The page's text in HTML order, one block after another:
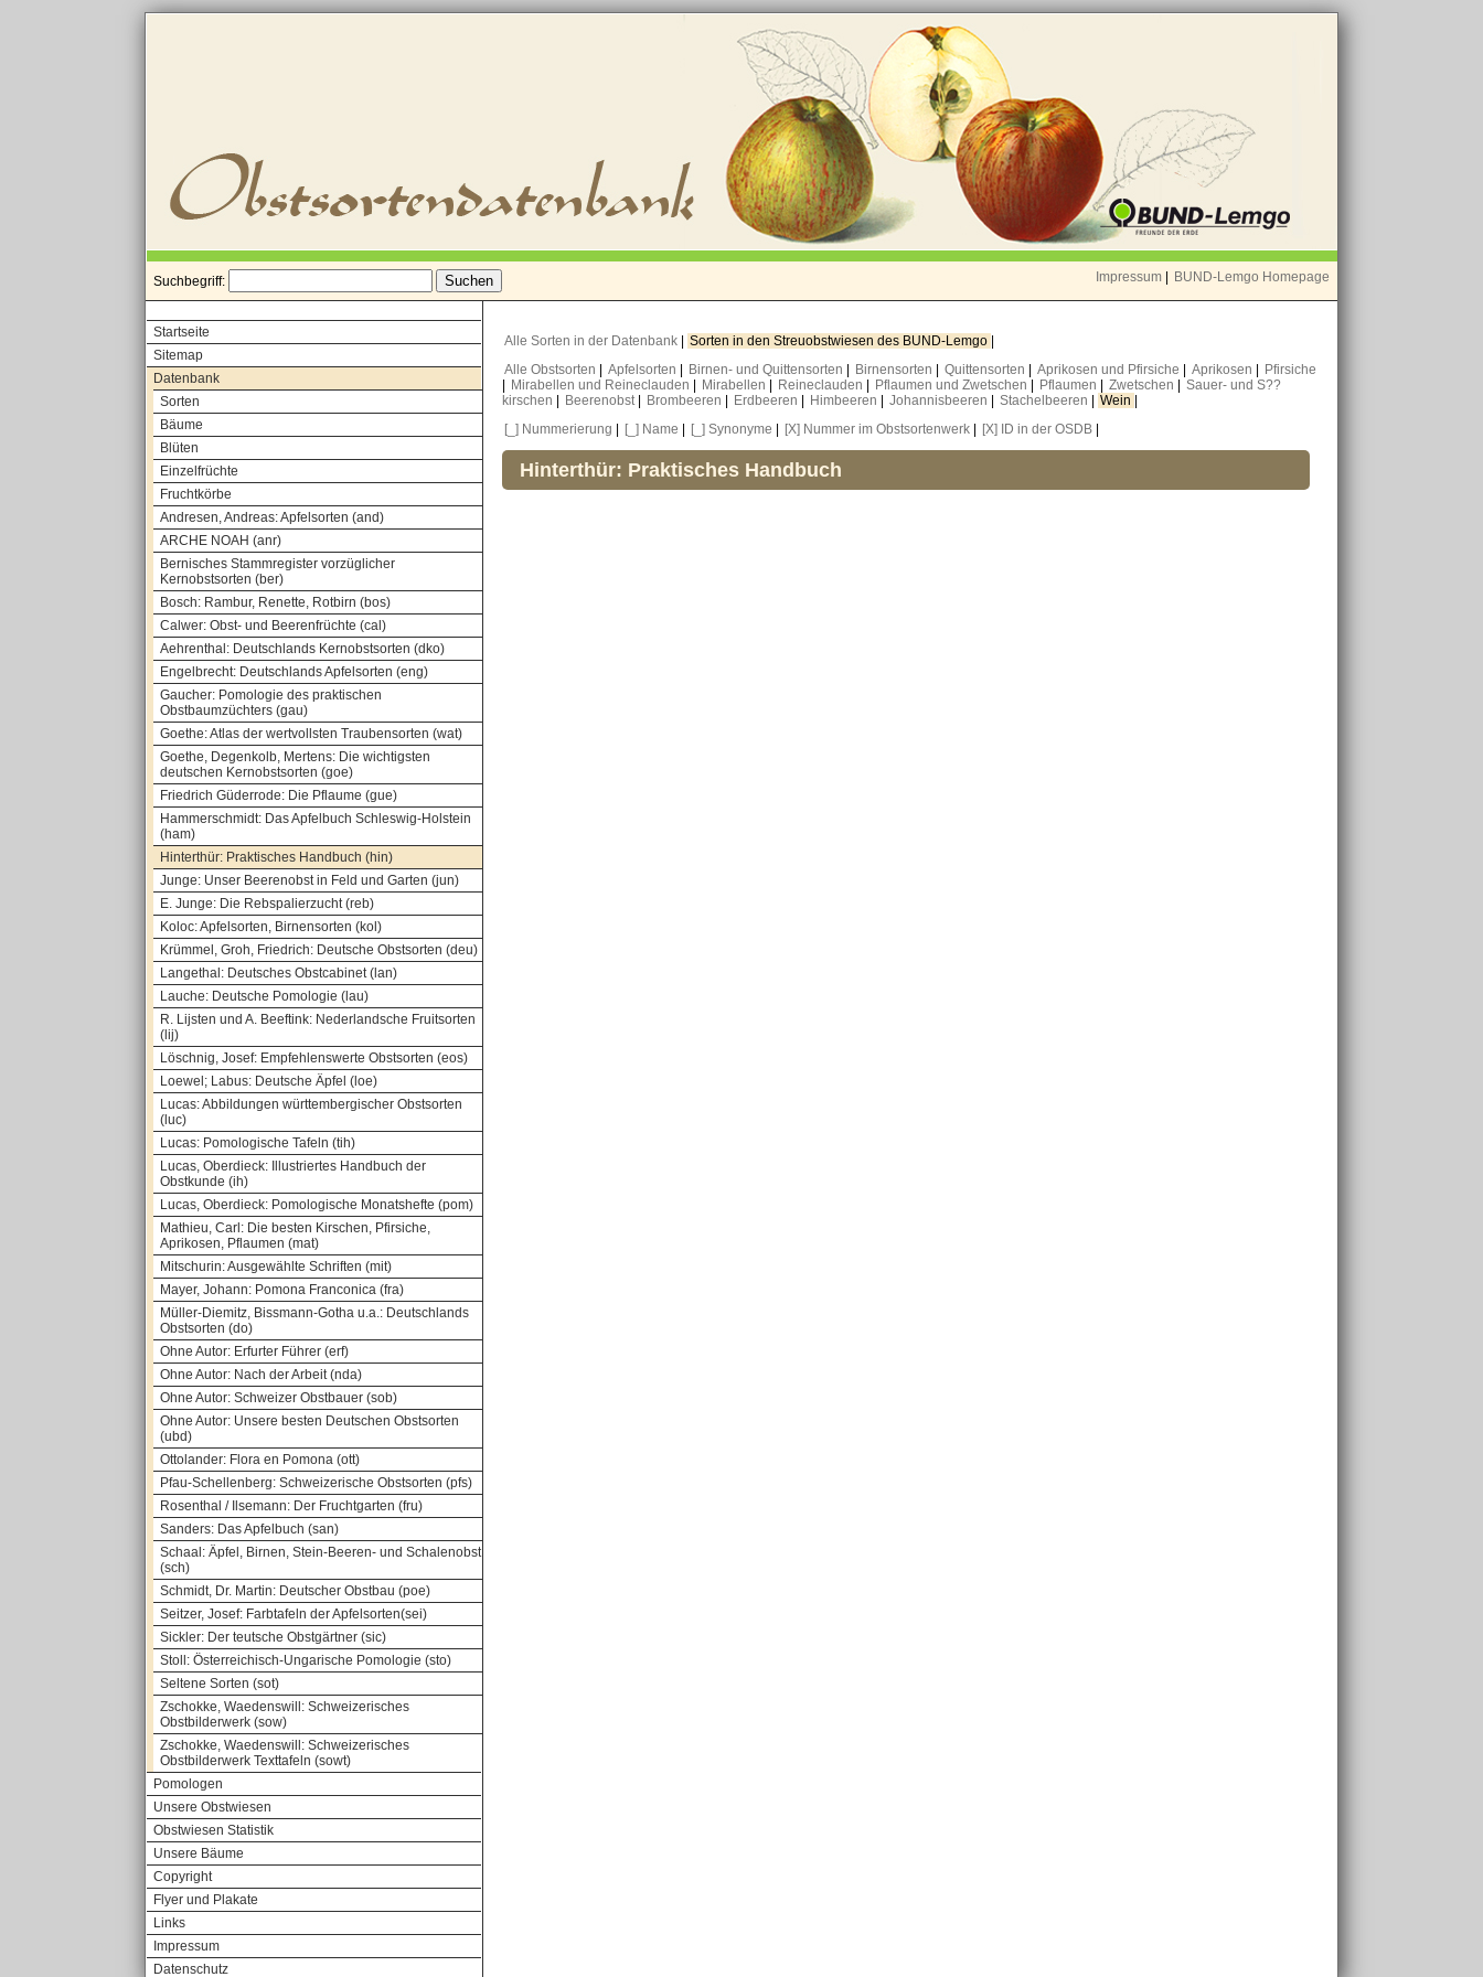
Suchbegriff: Impressum BUND-Lemgo Homepage
Startseite
Sitemap
Datenbank
Sorten
Bäume
Blüten
Einzelfrüchte
Fruchtkörbe
Andresen, Andreas: Apfelsorten (and)
ARCHE NOAH (anr)
Bernisches Stammregister vorzüglicher
Kernobstsorten (ber)
Bosch: Rambur, Renette, Rotbirn (bos)
Calwer: Obst- und Beerenfrüchte (cal)
Aehrenthal: Deutschlands Kernobstsorten (dko)
Engelbrecht: Deutschlands Apfelsorten (eng)
Gaucher: Pomologie des praktischen
Obstbaumzüchters (gau)
Goethe: Atlas der wertvollsten Traubensorten (wat)
Goethe, Degenkolb, Mertens: Die wichtigsten
deutschen Kernobstsorten (goe)
Friedrich Güderrode: Die Pflaume (gue)
Hammerschmidt: Das Apfelbuch Schleswig-Holstein
(ham)
Hinterthür: Praktisches Handbuch (hin)
Junge: Unser Beerenobst in Feld und Garten (jun)
E. Junge: Die Rebspalierzucht (reb)
Koloc: Apfelsorten, Birnensorten (kol)
Krümmel, Groh, Friedrich: Deutsche Obstsorten (deu)
Langethal: Deutsches Obstcabinet (lan)
Lauche: Deutsche Pomologie (lau)
R. Lijsten und A. Beeftink: Nederlandsche Fruitsorten
(lij)
Löschnig, Josef: Empfehlenswerte Obstsorten (eos)
Loewel; Labus: Deutsche Äpfel (loe)
Lucas: Abbildungen württembergischer Obstsorten
(luc)
Lucas: Pomologische Tafeln (tih)
Lucas, Oberdieck: Illustriertes Handbuch der
Obstkunde (ih)
Lucas, Oberdieck: Pomologische Monatshefte (pom)
Mathieu, Carl: Die besten Kirschen, Pfirsiche,
Aprikosen, Pflaumen (mat)
Mitschurin: Ausgewählte Schriften (mit)
Mayer, Johann: Pomona Franconica (fra)
Müller-Diemitz, Bissmann-Gotha u.a.: Deutschlands
Obstsorten (do)
Ohne Autor: Erfurter Führer (erf)
Ohne Autor: Nach der Arbeit (nda)
Ohne Autor: Schweizer Obstbauer (sob)
Ohne Autor: Unsere besten Deutschen Obstsorten
(ubd)
Ottolander: Flora en Pomona (ott)
Pfau-Schellenberg: Schweizerische Obstsorten (pfs)
Rosenthal / Ilsemann: Der Fruchtgarten (fru)
Sanders: Das Apfelbuch (san)
Schaal: Äpfel, Birnen, Stein-Beeren- und Schalenobst
(sch)
Schmidt, Dr. Martin: Deutscher Obstbau (poe)
Seitzer, Josef: Farbtafeln der Apfelsorten(sei)
Sickler: Der teutsche Obstgärtner (sic)
Stoll: Österreichisch-Ungarische Pomologie (sto)
Seltene Sorten (sot)
Zschokke, Waedenswill: Schweizerisches
Obstbilderwerk (sow)
Zschokke, Waedenswill: Schweizerisches
Obstbilderwerk Texttafeln (sowt)
Pomologen
Unsere Obstwiesen
Obstwiesen Statistik
Unsere Bäume
Copyright
Flyer und Plakate
Links
Impressum
Datenschutz
Alle Sorten in der Datenbank Sorten in den Streuobstwiesen des BUND-Lemgo
Alle Obstsorten
Apfelsorten Birnen- und Quittensorten Birnensorten Quittensorten Aprikosen und Pfirsiche Aprikosen
Pfirsiche
Mirabellen und Reineclauden Mirabellen Reineclauden Pflaumen und Zwetschen Pflaumen Zwetschen
Sauer- und S??
kirschen
Beerenobst Brombeeren Erdbeeren Himbeeren Johannisbeeren Stachelbeeren Wein
[_] Nummerierung
[_] Name [_] Synonyme [X] Nummer im Obstsortenwerk [X] ID in der OSDB
Hinterthür: Praktisches Handbuch